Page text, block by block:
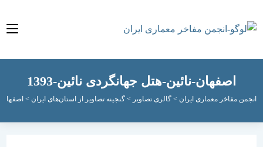
اصفهان-نائین-هتل جهانگردی نائین-1393
مفاخر معماری ایران > گالری تصاویر>گنجینه تصاویر از استان‌های ایران> اصفهان >